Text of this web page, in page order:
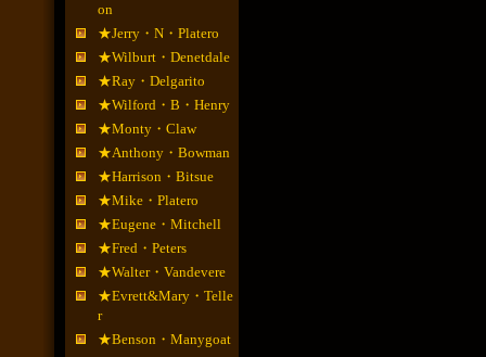
on
★Jerry・N・Platero
★Wilburt・Denetdale
★Ray・Delgarito
★Wilford・B・Henry
★Monty・Claw
★Anthony・Bowman
★Harrison・Bitsue
★Mike・Platero
★Eugene・Mitchell
★Fred・Peters
★Walter・Vandevere
★Evrett&Mary・Telle
r
★Benson・Manygoat